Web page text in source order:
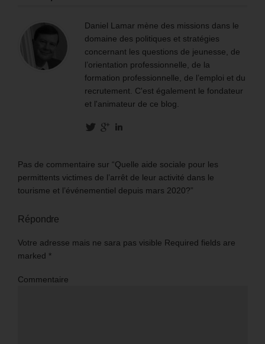
Daniel Lamar mène des missions dans le
domaine des politiques et stratégies
concernant les questions de jeunesse, de
l’orientation professionnelle, de la
formation professionnelle, de l’emploi et du
recrutement. C'est également le fondateur
et l'animateur de ce blog.
Pas de commentaire sur “Quelle aide sociale pour les
permittents victimes de l’arrêt de leur activité dans le
tourisme et l’événementiel depuis mars 2020?”
Répondre
Votre adresse mais ne sara pas visible Required fields are
marked *
Commentaire